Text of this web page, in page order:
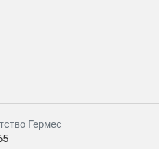
Гермес